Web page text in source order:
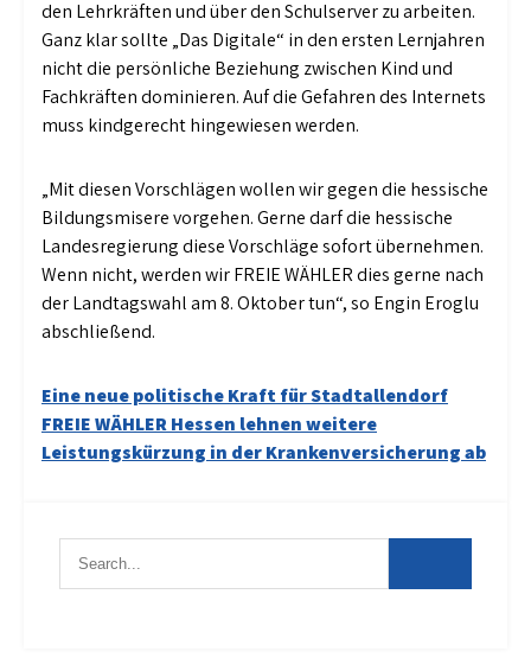
den Lehrkräften und über den Schulserver zu arbeiten.
Ganz klar sollte „Das Digitale“ in den ersten Lernjahren
nicht die persönliche Beziehung zwischen Kind und
Fachkräften dominieren. Auf die Gefahren des Internets
muss kindgerecht hingewiesen werden.
„Mit diesen Vorschlägen wollen wir gegen die hessische
Bildungsmisere vorgehen. Gerne darf die hessische
Landesregierung diese Vorschläge sofort übernehmen.
Wenn nicht, werden wir FREIE WÄHLER dies gerne nach
der Landtagswahl am 8. Oktober tun“, so Engin Eroglu
abschließend.
Beitragsnavigation
Eine neue politische Kraft für Stadtallendorf
FREIE WÄHLER Hessen lehnen weitere
Leistungskürzung in der Krankenversicherung ab